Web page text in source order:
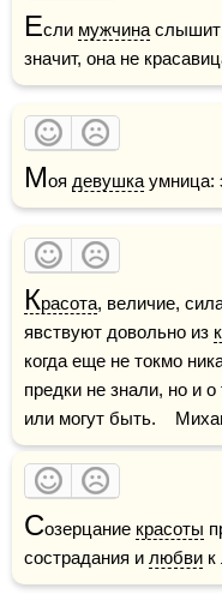
Если мужчина слышит
значит, она не
Моя девушка умница:
Красота, величие,
явствуют довольно из
когда еще не токмо
предки не знали, но и
или могут быть.
Созерцание красоты
сострадания и любви